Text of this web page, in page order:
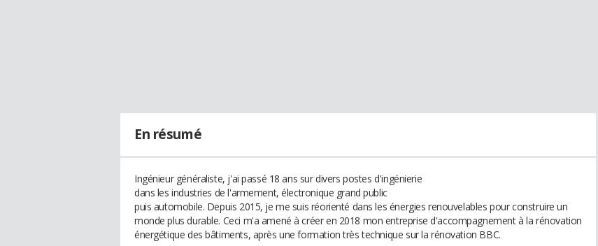
En résumé
Ingénieur généraliste, j'ai passé 18 ans sur divers postes d'ingénierie
dans les industries de l'armement, électronique grand public
puis automobile. Depuis 2015, je me suis réorienté dans les énergies renouvelables pour construire un
monde plus durable. Ceci m'a amené à créer en 2018 mon entreprise d'accompagnement à la rénovation
énergétique des bâtiments, après une formation très technique sur la rénovation BBC.